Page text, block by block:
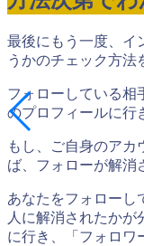
最後にもう一度、イ
うかのチェック方法
フォローしている相
のプロフィールに行
もし、ご自身のアカ
ば、フォローが解消
あなたをフォローし
人に解消されたか
に行き、「フォロワ